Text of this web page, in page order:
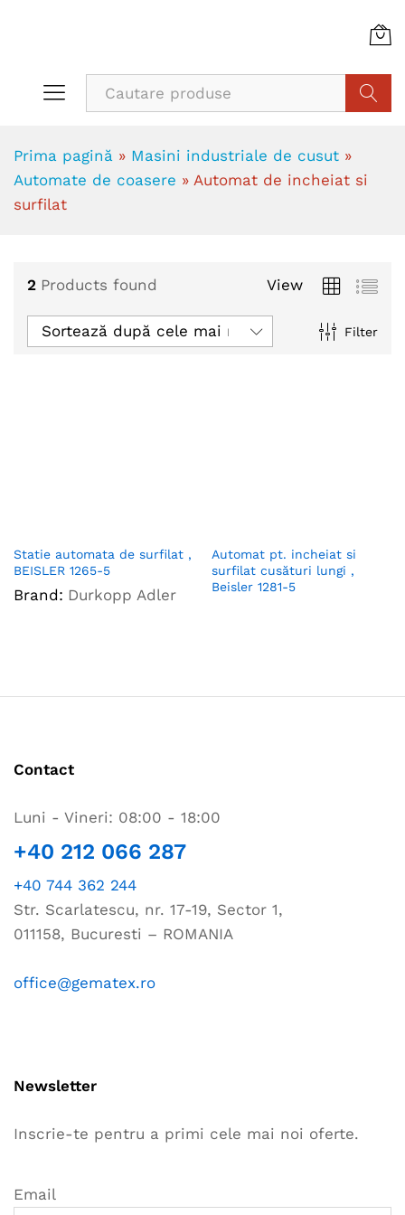
Prima pagină » Masini industriale de cusut »
Automate de coasere » Automat de incheiat si
surfilat
2 Products found View
Filter
Sortează după cele mai recente
Statie automata de surfilat ,
BEISLER 1265-5
Brand: Durkopp Adler
Automat pt. incheiat si
surfilat cusături lungi ,
Beisler 1281-5
Contact
Luni - Vineri: 08:00 - 18:00
+40 212 066 287
+40 744 362 244
Str. Scarlatescu, nr. 17-19, Sector 1,
011158, Bucuresti – ROMANIA
office@gematex.ro
Newsletter
Inscrie-te pentru a primi cele mai noi oferte.
Email